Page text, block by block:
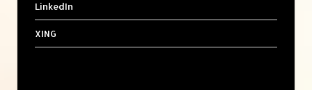
LinkedIn
XING